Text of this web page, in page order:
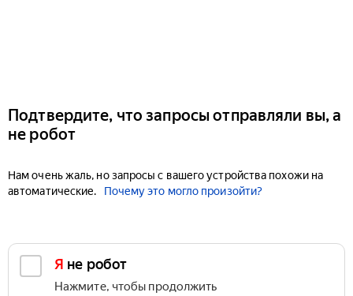
Подтвердите, что запросы отправляли вы, а
не робот
Нам очень жаль, но запросы с вашего устройства похожи на
автоматические.
Почему это могло произойти?
Я не робот
Нажмите, чтобы продолжить